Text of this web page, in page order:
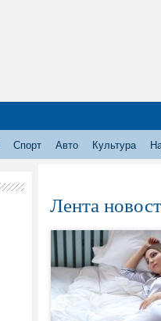
Спорт Авто Культура
Лента